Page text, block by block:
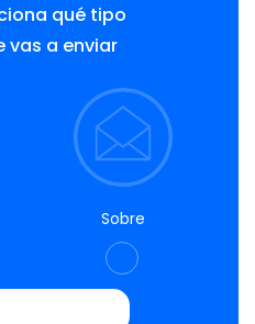
qué tipo
vas a enviar
Sobre